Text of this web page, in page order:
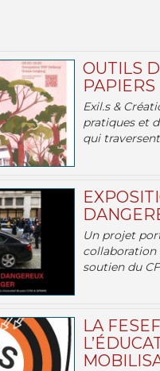
OUTILS
PAPIERS
Exil.s &
pratiques et
qui
Un projet
collaboration
soutien du
LA